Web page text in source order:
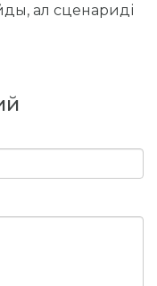
ал сценариді